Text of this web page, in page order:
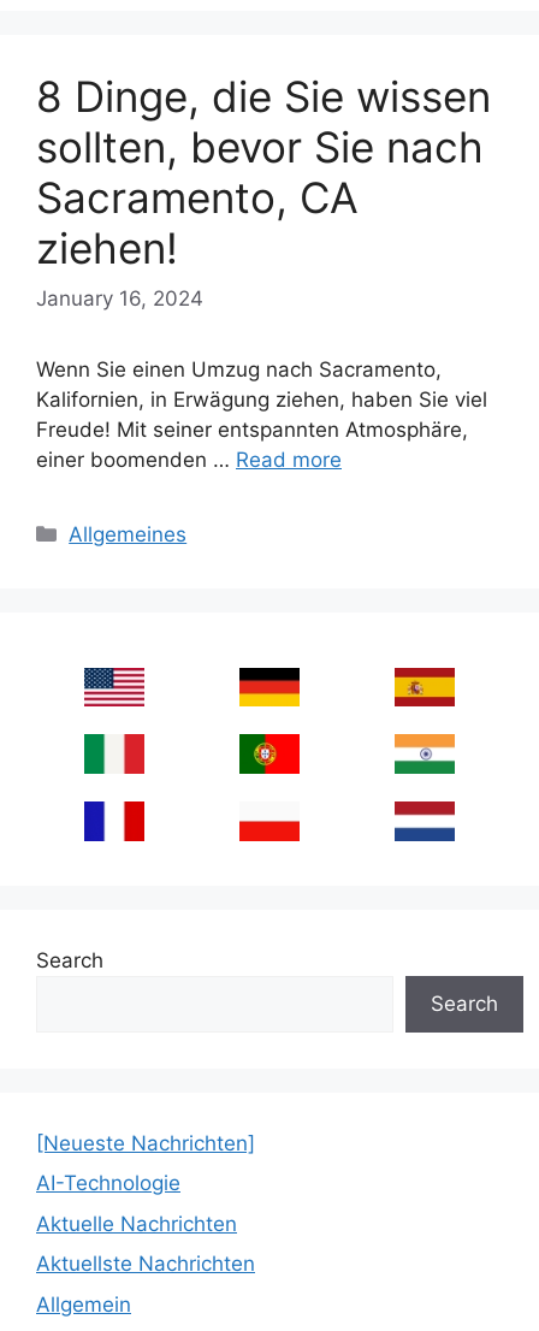
8 Dinge, die Sie wissen
sollten, bevor Sie nach
Sacramento, CA
ziehen!
January 16, 2024
Wenn Sie einen Umzug nach Sacramento,
Kalifornien, in Erwägung ziehen, haben Sie viel
Freude! Mit seiner entspannten Atmosphäre,
einer boomenden … Read more
Categories
Allgemeines
Search
Search
[Neueste Nachrichten]
AI-Technologie
Aktuelle Nachrichten
Aktuellste Nachrichten
Allgemein